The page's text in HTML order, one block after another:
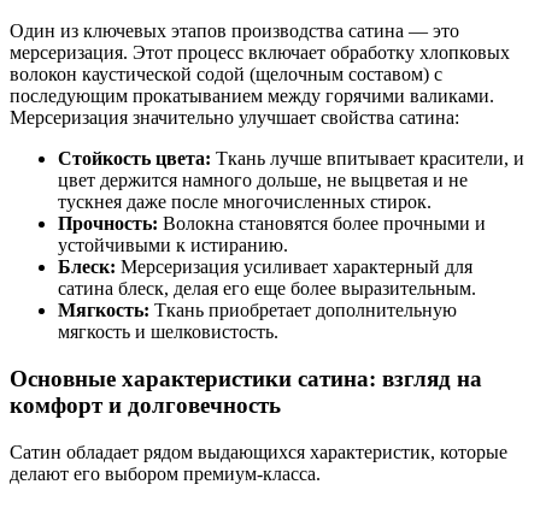
Один из ключевых этапов производства сатина — это
мерсеризация. Этот процесс включает обработку хлопковых
волокон каустической содой (щелочным составом) с
последующим прокатыванием между горячими валиками.
Мерсеризация значительно улучшает свойства сатина:
Стойкость цвета: Ткань лучше впитывает красители, и
цвет держится намного дольше, не выцветая и не
тускнея даже после многочисленных стирок.
Прочность: Волокна становятся более прочными и
устойчивыми к истиранию.
Блеск: Мерсеризация усиливает характерный для
сатина блеск, делая его еще более выразительным.
Мягкость: Ткань приобретает дополнительную
мягкость и шелковистость.
Основные характеристики сатина: взгляд на
комфорт и долговечность
Сатин обладает рядом выдающихся характеристик, которые
делают его выбором премиум-класса.